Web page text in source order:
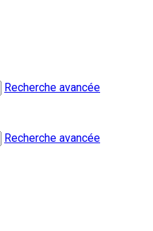
Recherche avancée
Recherche avancée